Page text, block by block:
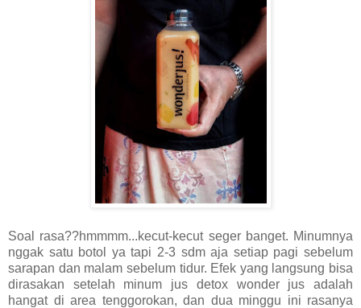
Soal rasa??hmmmm...kecut-kecut seger banget. Minumnya
nggak satu botol ya tapi 2-3 sdm aja setiap pagi sebelum
sarapan dan malam sebelum tidur. Efek yang langsung bisa
dirasakan setelah minum jus detox wonder jus adalah
hangat di area tenggorokan, dan dua minggu ini rasanya